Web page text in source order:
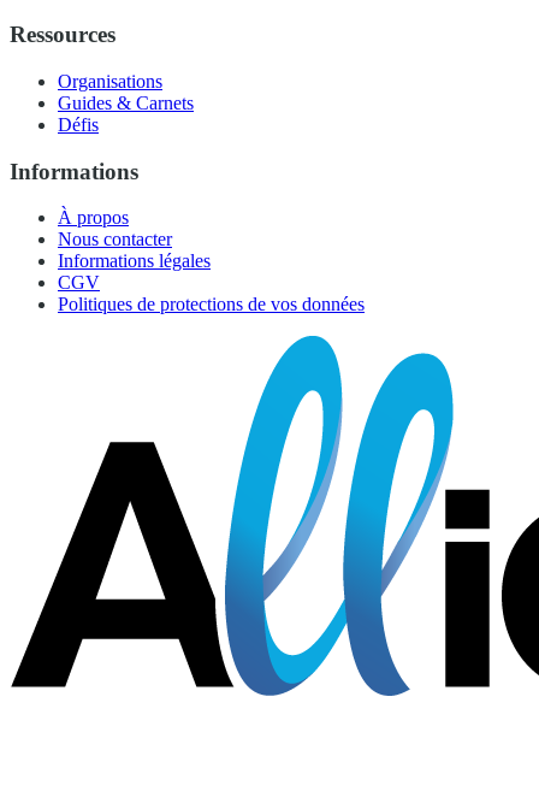
Ressources
Organisations
Guides & Carnets
Défis
Informations
À propos
Nous contacter
Informations légales
CGV
Politiques de protections de vos données